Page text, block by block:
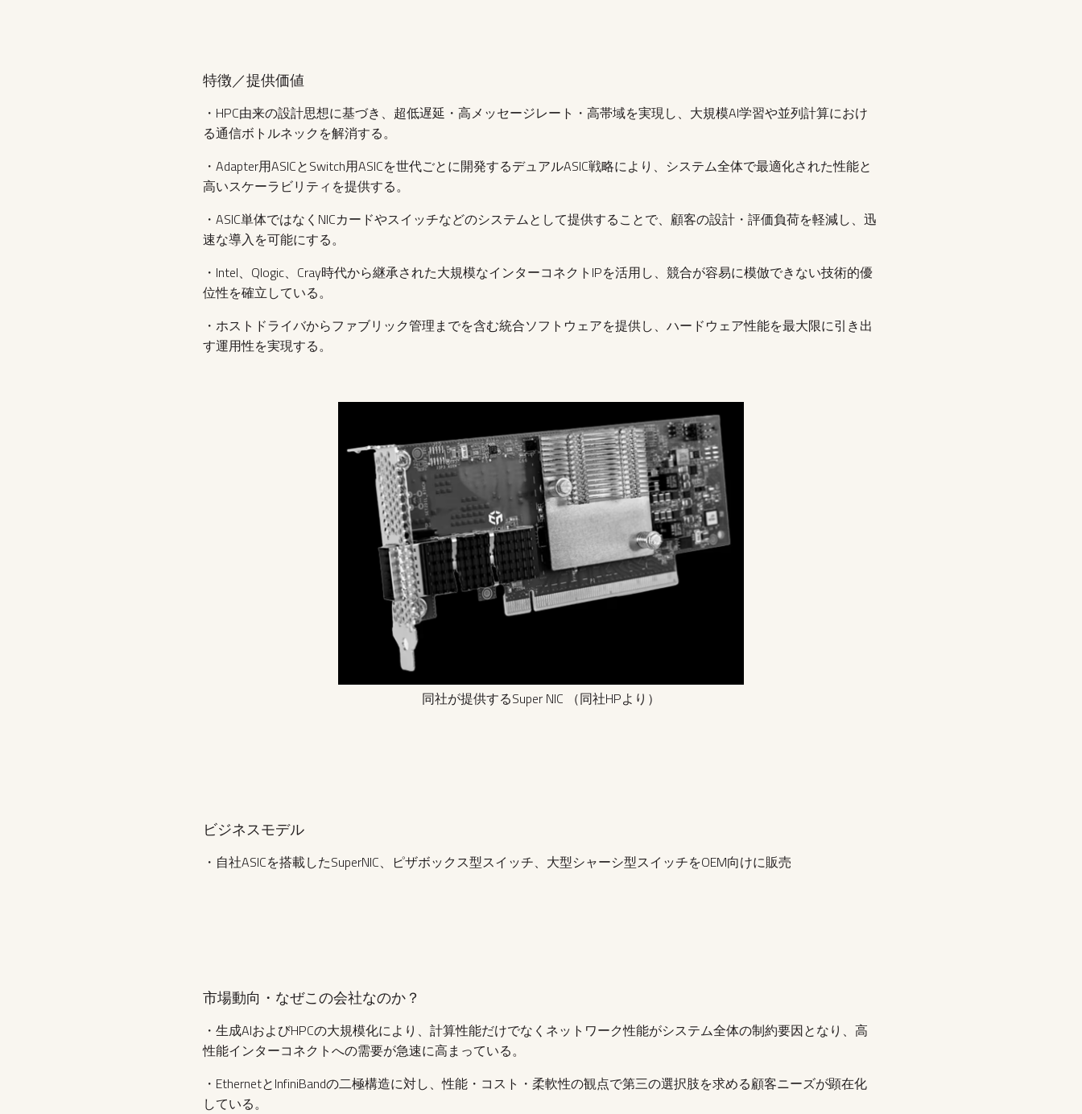
特徴／提供価値
・HPC由来の設計思想に基づき、超低遅延・高メッセージレート・高帯域を実現し、大規模AI学習や並列計算におけ
る通信ボトルネックを解消する。
・Adapter用ASICとSwitch用ASICを世代ごとに開発するデュアルASIC戦略により、システム全体で最適化された性能と
高いスケーラビリティを提供する。
・ASIC単体ではなくNICカードやスイッチなどのシステムとして提供することで、顧客の設計・評価負荷を軽減し、迅
速な導入を可能にする。
・Intel、Qlogic、Cray時代から継承された大規模なインターコネクトIPを活用し、競合が容易に模倣できない技術的優
位性を確立している。
・ホストドライバからファブリック管理までを含む統合ソフトウェアを提供し、ハードウェア性能を最大限に引き出
す運用性を実現する。
同社が提供するSuper NIC （同社HPより）
ビジネスモデル
・自社ASICを搭載したSuperNIC、ピザボックス型スイッチ、大型シャーシ型スイッチをOEM向けに販売
市場動向・なぜこの会社なのか？
・生成AIおよびHPCの大規模化により、計算性能だけでなくネットワーク性能がシステム全体の制約要因となり、高
性能インターコネクトへの需要が急速に高まっている。
・EthernetとInfiniBandの二極構造に対し、性能・コスト・柔軟性の観点で第三の選択肢を求める顧客ニーズが顕在化
している。